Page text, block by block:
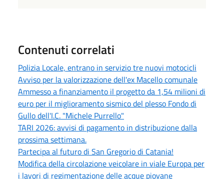
Contenuti correlati
Polizia Locale, entrano in servizio tre nuovi motocicli
Avviso per la valorizzazione dell'ex Macello comunale
Ammesso a finanziamento il progetto da 1,54 milioni di
euro per il miglioramento sismico del plesso Fondo di
Gullo dell'I.C. "Michele Purrello"
TARI 2026: avvisi di pagamento in distribuzione dalla
prossima settimana.
Partecipa al futuro di San Gregorio di Catania!
Modifica della circolazione veicolare in viale Europa per
i lavori di regimentazione delle acque piovane